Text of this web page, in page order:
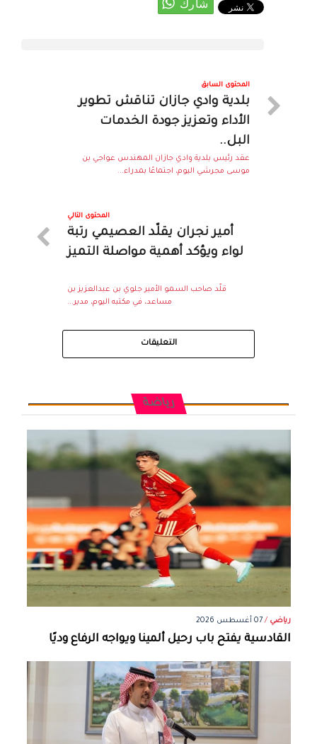
المحتوى السابق
بلدية وادي جازان تناقش تطوير
الأداء وتعزيز جودة الخدمات
البل..
عقد رئيس بلدية وادي جازان المهندس عواجي بن
موسى مجرشي اليوم، اجتماعًا بمدراء...
المحتوى التالي
أمير نجران يقلّد العصيمي رتبة
لواء ويؤكد أهمية مواصلة التميز
قلّد صاحب السمو الأمير جلوي بن عبدالعزيز بن
مساعد، في مكتبه اليوم، مدير...
التعليقات
رياضة
رياضي /07 أغسطس 2026
القادسية يفتح باب رحيل ألمينا ويواجه الرفاع وديًا